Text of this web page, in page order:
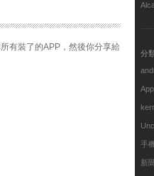
有裝了的APP，然後你分享給
分
手
新